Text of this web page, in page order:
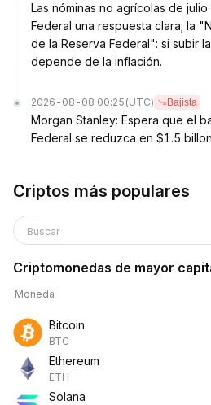
Las nóminas no agrícolas de
Federal una respuesta clara; la
de la Reserva Federal": si subir
depende de la inflación.
2026-08-08 00:25 (UTC) Bajista
Morgan Stanley: Espera que el
Federal se reduzca en $1.5
Criptos más populares
Buscar
Criptomonedas de mayor
Moneda
Bitcoin
BTC
Ethereum
ETH
Solana